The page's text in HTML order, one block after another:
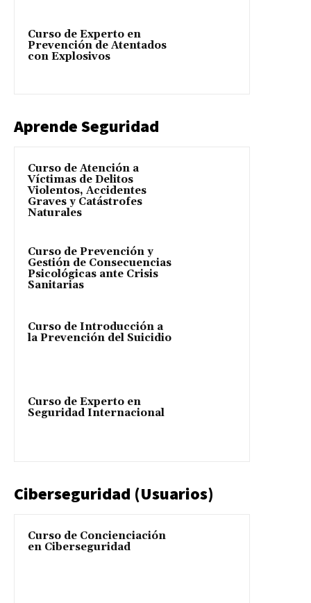
Curso de Experto en
Prevención de Atentados
con Explosivos
Aprende Seguridad
Curso de Atención a
Víctimas de Delitos
Violentos, Accidentes
Graves y Catástrofes
Naturales
Curso de Prevención y
Gestión de Consecuencias
Psicológicas ante Crisis
Sanitarias
Curso de Introducción a
la Prevención del Suicidio
Curso de Experto en
Seguridad Internacional
Ciberseguridad (Usuarios)
Curso de Concienciación
en Ciberseguridad